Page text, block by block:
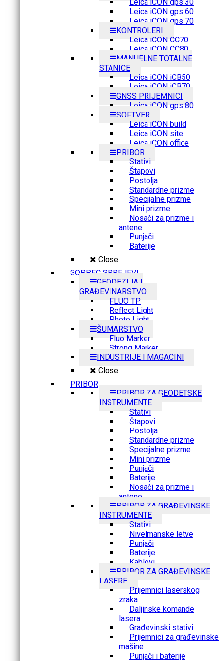
Leica iCON gps 30
Leica iCON gps 60
Leica iCON gps 70
KONTROLERI
Leica iCON CC70
Leica iCON CC80
MANUELNE TOTALNE
STANICE
Leica iCON iCB50
Leica iCON iCB70
GNSS PRIJEMNICI
Leica iCON gps 80
SOFTVER
Leica iCON build
Leica iCON site
Leica iCON office
PRIBOR
Stativi
Štapovi
Postolja
Standardne prizme
Specijalne prizme
Mini prizme
Nosači za prizme i
antene
Punjači
Baterije
Close
SOPPEC SPREJEVI
GEODEZIJA I
GRAĐEVINARSTVO
FLUO TP
Reflect Light
Photo Light
ŠUMARSTVO
Fluo Marker
Strong Marker
INDUSTRIJE I MAGACINI
Close
PRIBOR
PRIBOR ZA GEODETSKE
INSTRUMENTE
Stativi
Štapovi
Postolja
Standardne prizme
Specijalne prizme
Mini prizme
Punjači
Baterije
Nosači za prizme i
antene
PRIBOR ZA GRAĐEVINSKE
INSTRUMENTE
Stativi
Nivelmanske letve
Punjači
Baterije
Kablovi
PRIBOR ZA GRAĐEVINSKE
LASERE
Prijemnici laserskog
zraka
Daljinske komande
lasera
Građevinski stativi
Prijemnici za građevinske
mašine
Punjači i baterije